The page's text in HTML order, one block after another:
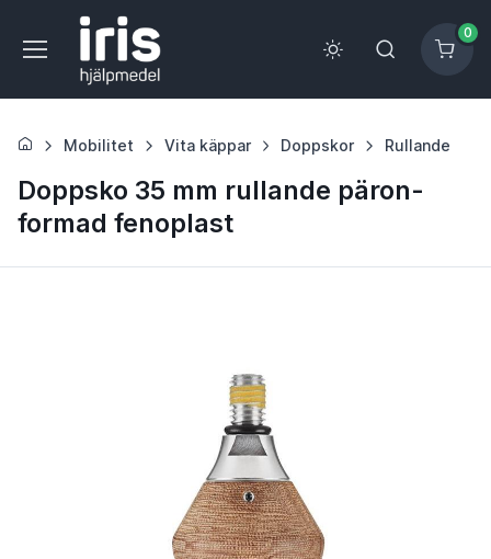
0
Mobilitet Vita käppar Doppskor Rullande
Doppsko 35 mm rullande päron-
formad fenoplast